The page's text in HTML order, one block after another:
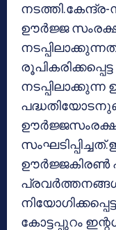
ഊര്‍ജ്ജ
ഊര്‍ജ്ജകിരണ്‍
പ്രവര്‍ത്തനങ്ങള്‍
കോട്ടപ്പുറം